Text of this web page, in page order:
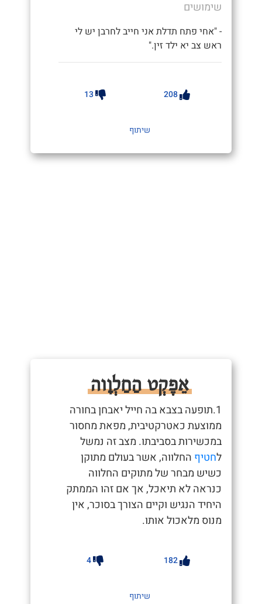
שימושים
- "אחי פתח תדלת אני חייב לחרבן יש לי
ראש צב יא ילד זין."
208
13
שיתוף
אֵפֶקְט הַחַלְוָוה
1.תופעה בצבא בה חייל יאבחן בחורה
ממוצעת כאטרקטיבית, מפאת מחסור
במכשירות בסביבתו. מצב זה נמשל
לחטיף החלווה, אשר בעולם מתוקן
כשיש מבחר של מתוקים החלווה
כנראה לא תיאכל, אך אם זהו הממתק
היחיד הנגיש וקיים הצורך בסוכר, אין
מנוס מלאכול אותו.
182
4
שיתוף